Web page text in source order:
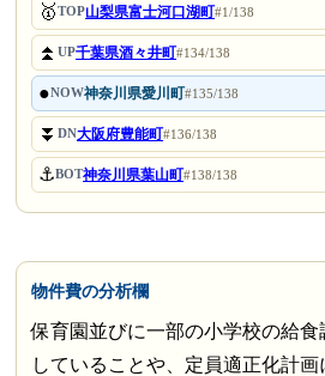
🥇TOP山梨県富士河口湖町#1/138
⏫UP千葉県酒々井町#134/138
●NOW神奈川県愛川町#135/138
⏬DN大阪府豊能町#136/138
⚓BOT神奈川県葉山町#138/138
物件費の分析欄
保育園並びに一部の小学校の給
していることや、定員適正化計